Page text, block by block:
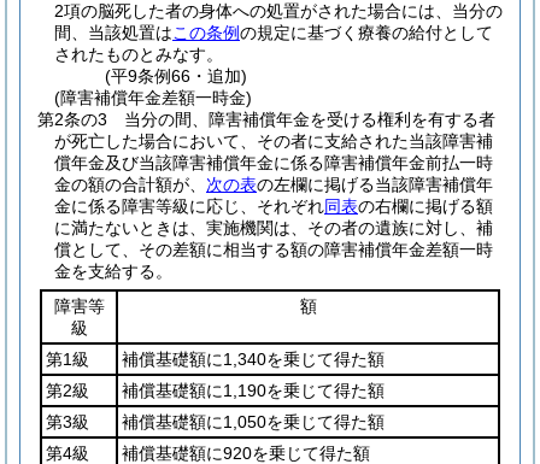
2項の脳死した者の身体への処置がされた場合には、当分の
間、当該処置はこの条例の規定に基づく療養の給付として
されたものとみなす。
(平9条例66・追加)
(障害補償年金差額一時金)
第2条の3
当分の間、障害補償年金を受ける権利を有する者
が死亡した場合において、その者に支給された当該障害補
償年金及び当該障害補償年金に係る障害補償年金前払一時
金の額の合計額が、 次の表の左欄に掲げる当該障害補償年
金に係る障害等級に応じ、それぞれ同表の右欄に掲げる額
に満たないときは、実施機関は、その者の遺族に対し、補
償として、その差額に相当する額の障害補償年金差額一時
金を支給する。
障害等
級
額
第1級
補償基礎額に1,340を乗じて得た額
第2級
補償基礎額に1,190を乗じて得た額
第3級
補償基礎額に1,050を乗じて得た額
第4級
補償基礎額に920を乗じて得た額